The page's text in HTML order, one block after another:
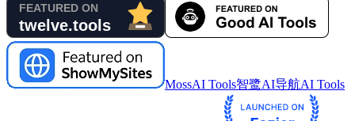
MossAI Tools智鹭AI导航AI Tools